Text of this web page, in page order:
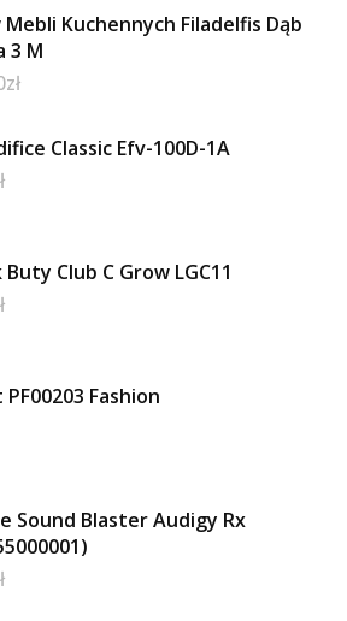
Kuchennych Filadelfis Dąb
3 M
zł
Classic Efv-100D-1A
Club C Grow LGC11
Fashion
Sound Blaster Audigy Rx